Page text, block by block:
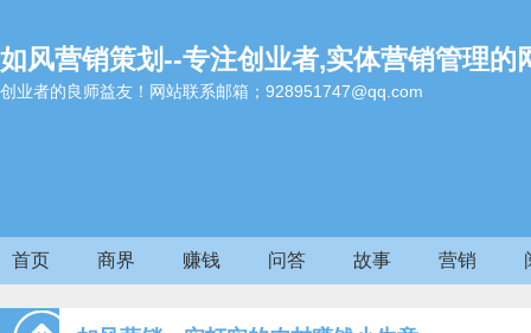
如风营销策划--专注创业者,实体营销管理的
创业者的良师益友！网站联系邮箱；928951747@qq.com
首页 商界 赚钱 问答 故事 营销